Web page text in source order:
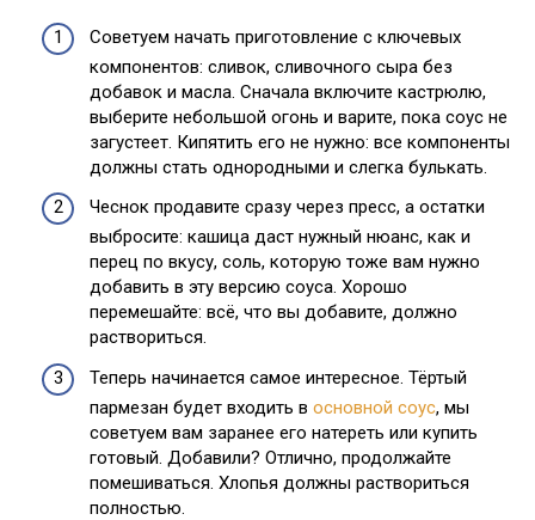
Советуем начать приготовление с ключевых
компонентов: сливок, сливочного сыра без
добавок и масла. Сначала включите кастрюлю,
выберите небольшой огонь и варите, пока соус не
загустеет. Кипятить его не нужно: все компоненты
должны стать однородными и слегка булькать.
Чеснок продавите сразу через пресс, а остатки
выбросите: кашица даст нужный нюанс, как и
перец по вкусу, соль, которую тоже вам нужно
добавить в эту версию соуса. Хорошо
перемешайте: всё, что вы добавите, должно
раствориться.
Теперь начинается самое интересное. Тёртый
пармезан будет входить в основной соус, мы
советуем вам заранее его натереть или купить
готовый. Добавили? Отлично, продолжайте
помешиваться. Хлопья должны раствориться
полностью.